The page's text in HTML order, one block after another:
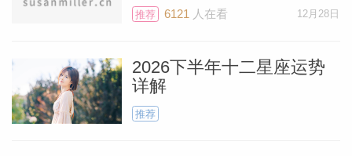
推荐 6121 人在看 12月28日
2026下半年十二星座运势
详解
推荐